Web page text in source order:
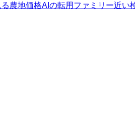
農地価格AIの転用ファミリー近い